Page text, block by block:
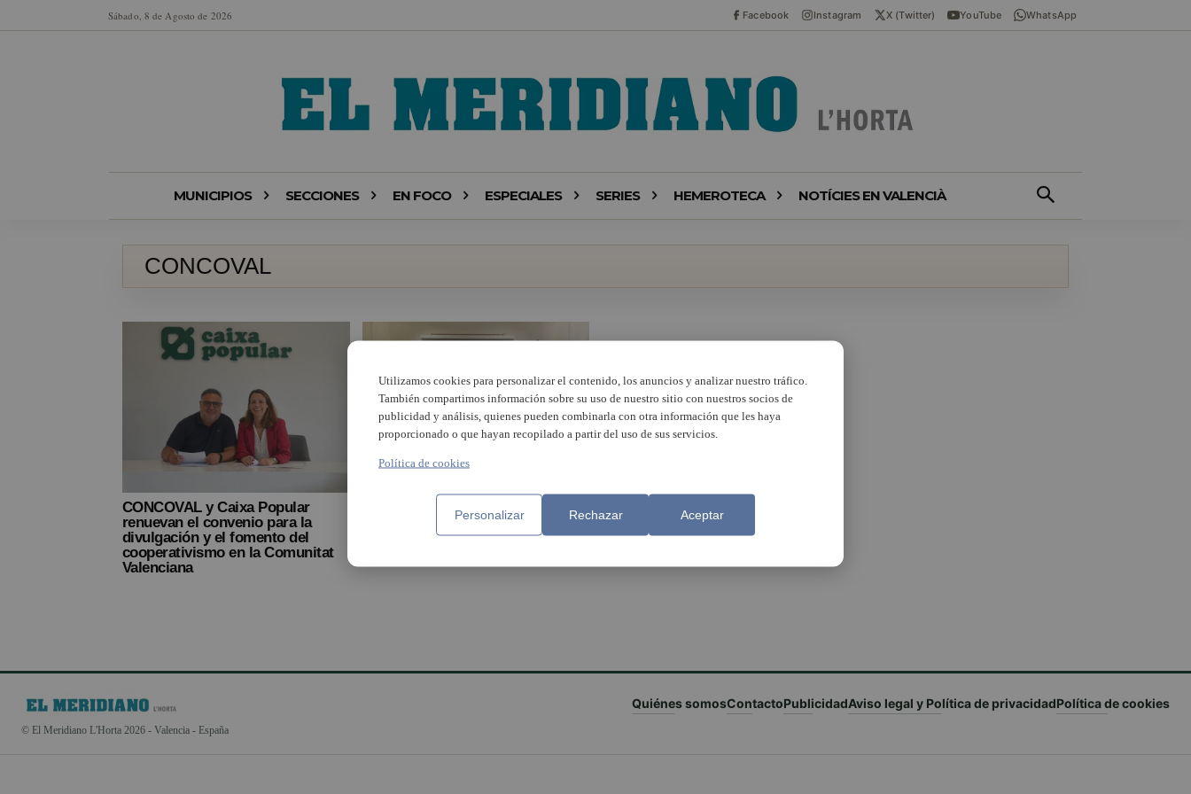
Sábado, 8 de Agosto de 2026 Facebook Instagram X (Twitter) YouTube WhatsApp
MUNICIPIOS SECCIONES EN FOCO ESPECIALES SERIES HEMEROTECA NOTÍCIES EN VALENCIÀ
CONCOVAL
CONCOVAL y Caixa Popular
renuevan el convenio para la
divulgación y el fomento del
cooperativismo en la Comunitat
Valenciana
Juan Antonio Pedreño y À Punt,
ganadores de los XV Premios
Pepe Miquel del Cooperativismo
© El Meridiano L'Horta 2026 - Valencia - España
Quiénes somosContactoPublicidadAviso legal y Política de privacidadPolítica de cookies
Utilizamos cookies para personalizar el contenido, los anuncios y analizar nuestro tráfico.
También compartimos información sobre su uso de nuestro sitio con nuestros socios de
publicidad y análisis, quienes pueden combinarla con otra información que les haya
proporcionado o que hayan recopilado a partir del uso de sus servicios.
Política de cookies
Personalizar Rechazar Aceptar